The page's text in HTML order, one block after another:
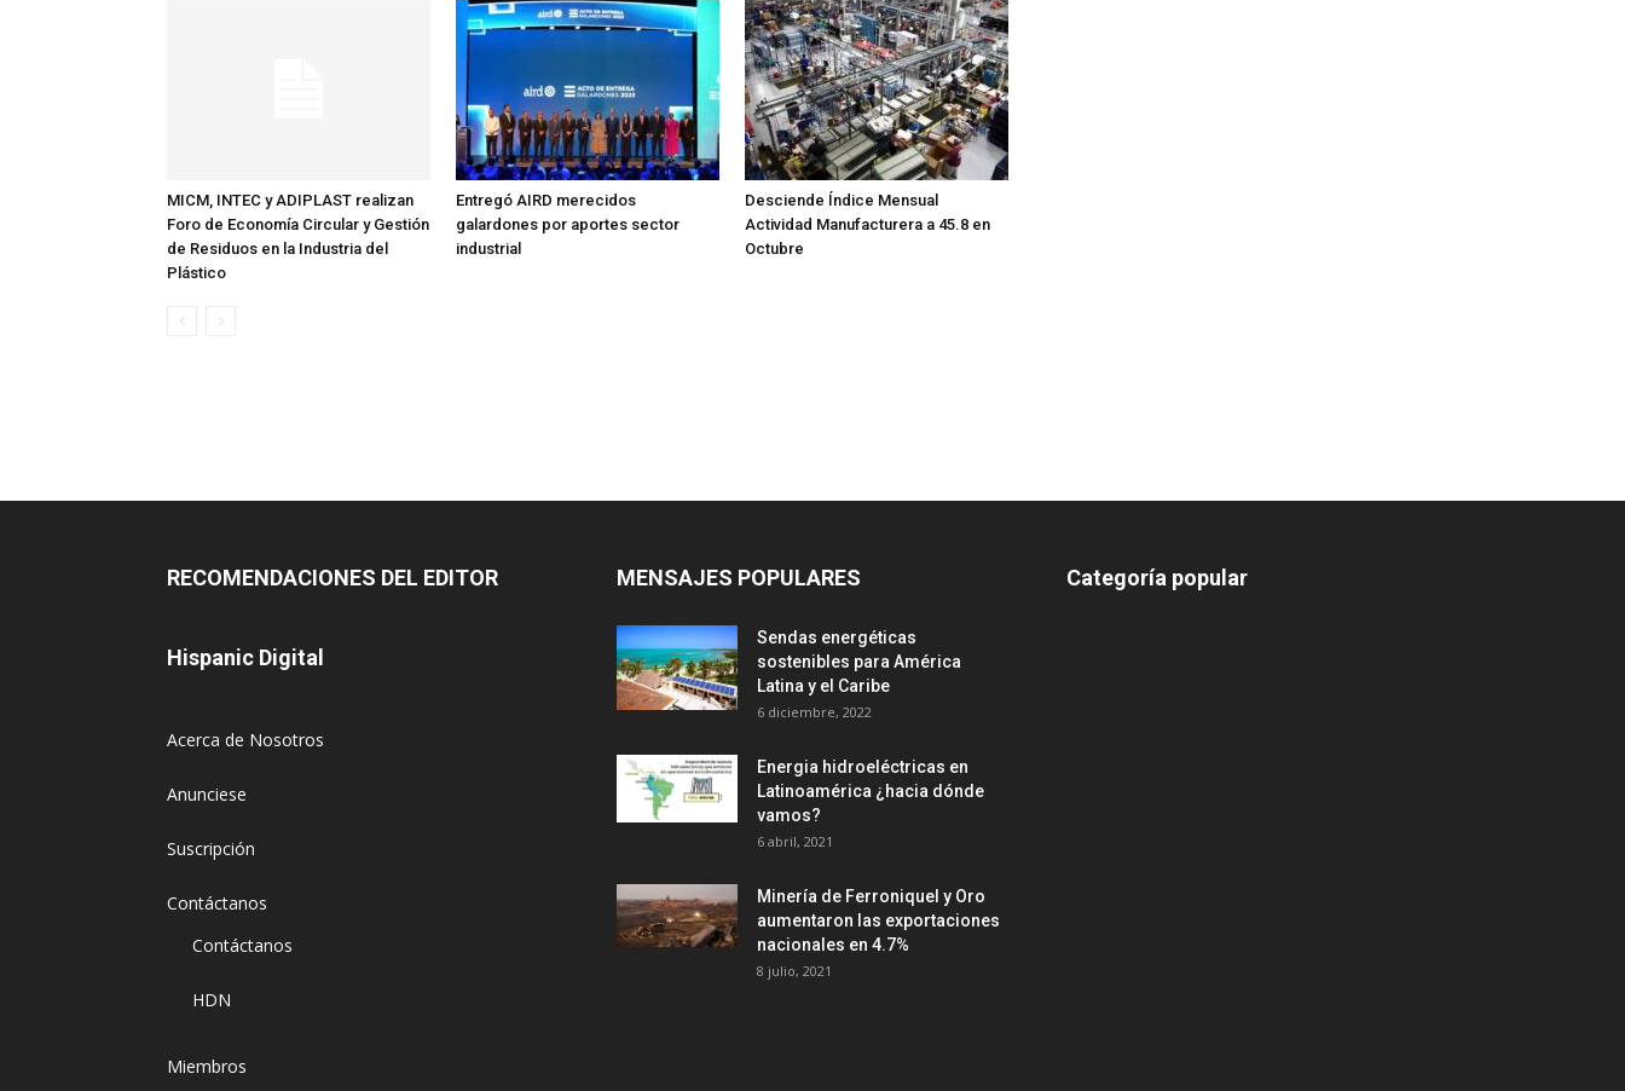
MICM, INTEC y ADIPLAST realizan
Foro de Economía Circular y Gestión
de Residuos en la Industria del
Plástico
Entregó AIRD merecidos
galardones por aportes sector
industrial
Desciende Índice Mensual
Actividad Manufacturera a 45.8 en
Octubre
RECOMENDACIONES DEL EDITOR
Hispanic Digital
Acerca de Nosotros
Anunciese
Suscripción
Contáctanos
Contáctanos
HDN
Miembros
MENSAJES POPULARES
Sendas energéticas
sostenibles para América
Latina y el Caribe
6 diciembre, 2022
Energia hidroeléctricas en
Latinoamérica ¿hacia dónde
vamos?
6 abril, 2021
Minería de Ferroniquel y Oro
aumentaron las exportaciones
nacionales en 4.7%
8 julio, 2021
Categoría popular